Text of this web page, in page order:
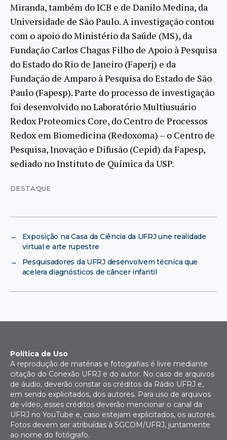
Miranda, também do ICB e de Danilo Medina, da
Universidade de São Paulo. A investigação contou
com o apoio do Ministério da Saúde (MS), da
Fundação Carlos Chagas Filho de Apoio à Pesquisa
do Estado do Rio de Janeiro (Faperj) e da
Fundação de Amparo à Pesquisa do Estado de São
Paulo (Fapesp). Parte do processo de investigação
foi desenvolvido no Laboratório Multiusuário
Redox Proteomics Core, do Centro de Processos
Redox em Biomedicina (Redoxoma) – o Centro de
Pesquisa, Inovação e Difusão (Cepid) da Fapesp,
sediado no Instituto de Química da USP.
DESTAQUE
←
Exposição na Casa da Ciência da UFRJ une realidade
virtual e arte rupestre
→
Pesquisadores da UFRJ desenvolvem técnica que
acelera diagnósticos de câncer infantil
Política de Uso
A reprodução de matérias e fotografias é livre mediante
citação do Conexão UFRJ e do autor. No caso de arquivos
de áudio, deverão constar os créditos da Rádio UFRJ e,
em sendo explicitados, dos autores. Para uso de arquivos
de vídeo, esses créditos deverão mencionar o canal da
UFRJ no YouTube e, caso estejam explicitados, os autores.
Fotos devem ser atribuídas à SGCOM/UFRJ, juntamente
ao nome do fotógrafo.